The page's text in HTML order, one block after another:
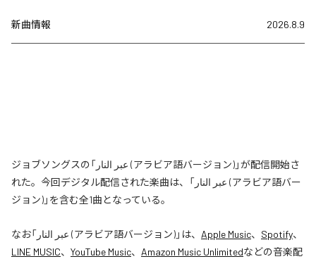
新曲情報 2026.8.9
ジョブソングスの「عبر النار (アラビア語バージョン)」が配信開始さ
れた。今回デジタル配信された楽曲は、「عبر النار (アラビア語バー
ジョン)」を含む全1曲となっている。
なお「 عبر النار (アラビア語バージョン)」は、 Apple Music、 Spotify、
LINE MUSIC、 YouTube Music、 Amazon Music Unlimitedなどの音楽配